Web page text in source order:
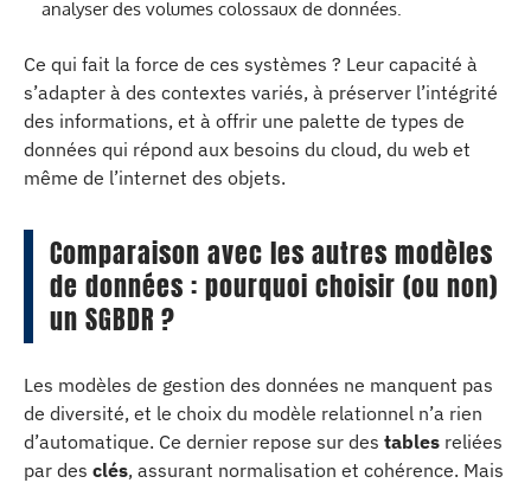
analyser des volumes colossaux de données.
Ce qui fait la force de ces systèmes ? Leur capacité à
s’adapter à des contextes variés, à préserver l’intégrité
des informations, et à offrir une palette de types de
données qui répond aux besoins du cloud, du web et
même de l’internet des objets.
Comparaison avec les autres modèles
de données : pourquoi choisir (ou non)
un SGBDR ?
Les modèles de gestion des données ne manquent pas
de diversité, et le choix du modèle relationnel n’a rien
d’automatique. Ce dernier repose sur des tables reliées
par des clés, assurant normalisation et cohérence. Mais